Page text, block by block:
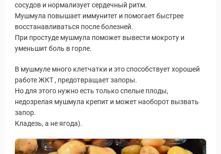
сосудов и нормализует сердечный ритм.
Мушмула повышает иммунитет и помогает быстрее
восстанавливаться после болезней.
При простуде мушмула поможет вывести мокроту и
уменьшит боль в горле.
В мушмуле много клетчатки и это способствует хорошей
работе ЖКТ , предотвращает запоры.
Но для этого нужно есть только спелые плоды,
недозрелая мушмула крепит и может наоборот вызвать
запор.
Кладезь, а не ягода).